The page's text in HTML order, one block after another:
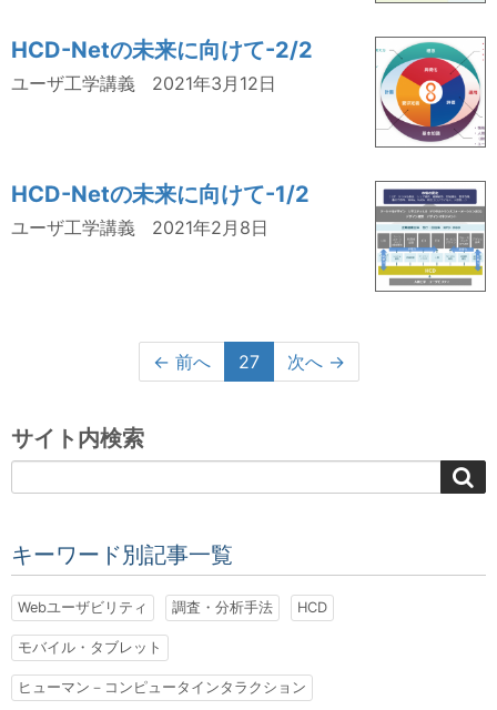
HCD-Netの未来に向けて-2/2
ユーザ工学講義 2021年3月12日
HCD-Netの未来に向けて-1/2
ユーザ工学講義 2021年2月8日
← 前へ 27 次へ →
サイト内検索
キーワード別記事一覧
Webユーザビリティ 調査・分析手法 HCD
モバイル・タブレット
ヒューマン－コンピュータインタラクション